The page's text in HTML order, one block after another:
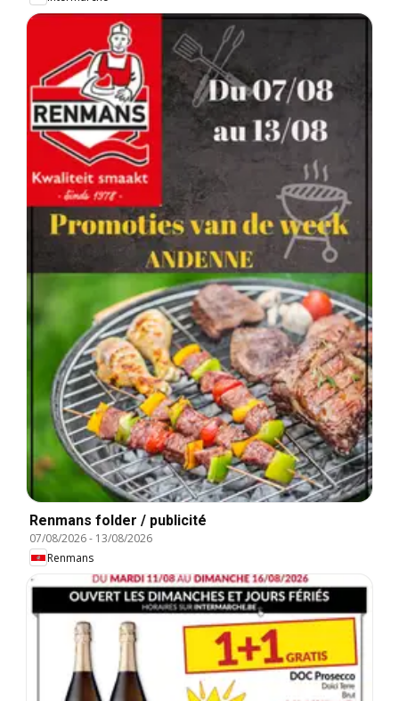
Renmans folder / publicité
07/08/2026- 13/08/2026
Renmans